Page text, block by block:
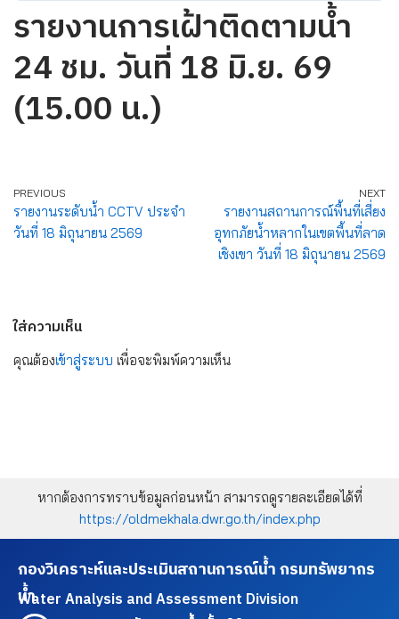
รายงานการเฝ้าติดตามน้ำ
24 ชม. วันที่ 18 มิ.ย. 69
(15.00 น.)
PREVIOUS
รายงานระดับน้ำ CCTV ประจำ
วันที่ 18 มิถุนายน 2569
NEXT
รายงานสถานการณ์พื้นที่เสี่ยง
อุทกภัยน้ำหลากในเขตพื้นที่ลาด
เชิงเขา วันที่ 18 มิถุนายน 2569
ใส่ความเห็น
คุณต้องเข้าสู่ระบบ เพื่อจะพิมพ์ความเห็น
หากต้องการทราบข้อมูลก่อนหน้า สามารถดูรายละเอียดได้ที่
https://oldmekhala.dwr.go.th/index.php
กองวิเคราะห์และประเมินสถานการณ์น้ำ กรมทรัพยากร
น้ำ
Water Analysis and Assessment Division